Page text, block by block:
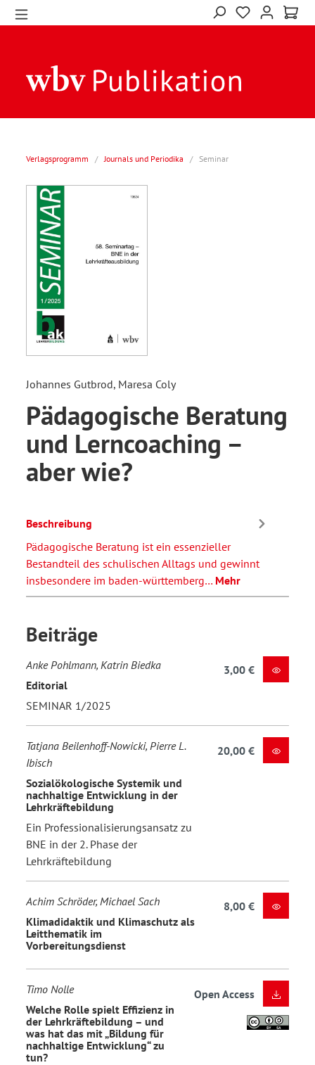
Verlagsprogramm / Journals und Periodika / Seminar
Johannes Gutbrod, Maresa Coly
Pädagogische Beratung
und Lerncoaching –
aber wie?
Beschreibung
Pädagogische Beratung ist ein essenzieller
Bestandteil des schulischen Alltags und gewinnt
insbesondere im baden-württemberg… Mehr
Beiträge
Anke Pohlmann, Katrin Biedka
Editorial
SEMINAR 1/2025
3,00 €
Tatjana Beilenhoff-Nowicki, Pierre L.
Ibisch
Sozialökologische Systemik und
nachhaltige Entwicklung in der
Lehrkräftebildung
Ein Professionalisierungsansatz zu
BNE in der 2. Phase der
Lehrkräftebildung
20,00 €
Achim Schröder, Michael Sach
Klimadidaktik und Klimaschutz als
Leitthematik im
Vorbereitungsdienst
8,00 €
Timo Nolle
Welche Rolle spielt Effizienz in
der Lehrkräftebildung – und
was hat das mit „Bildung für
nachhaltige Entwicklung“ zu
tun?
Open Access